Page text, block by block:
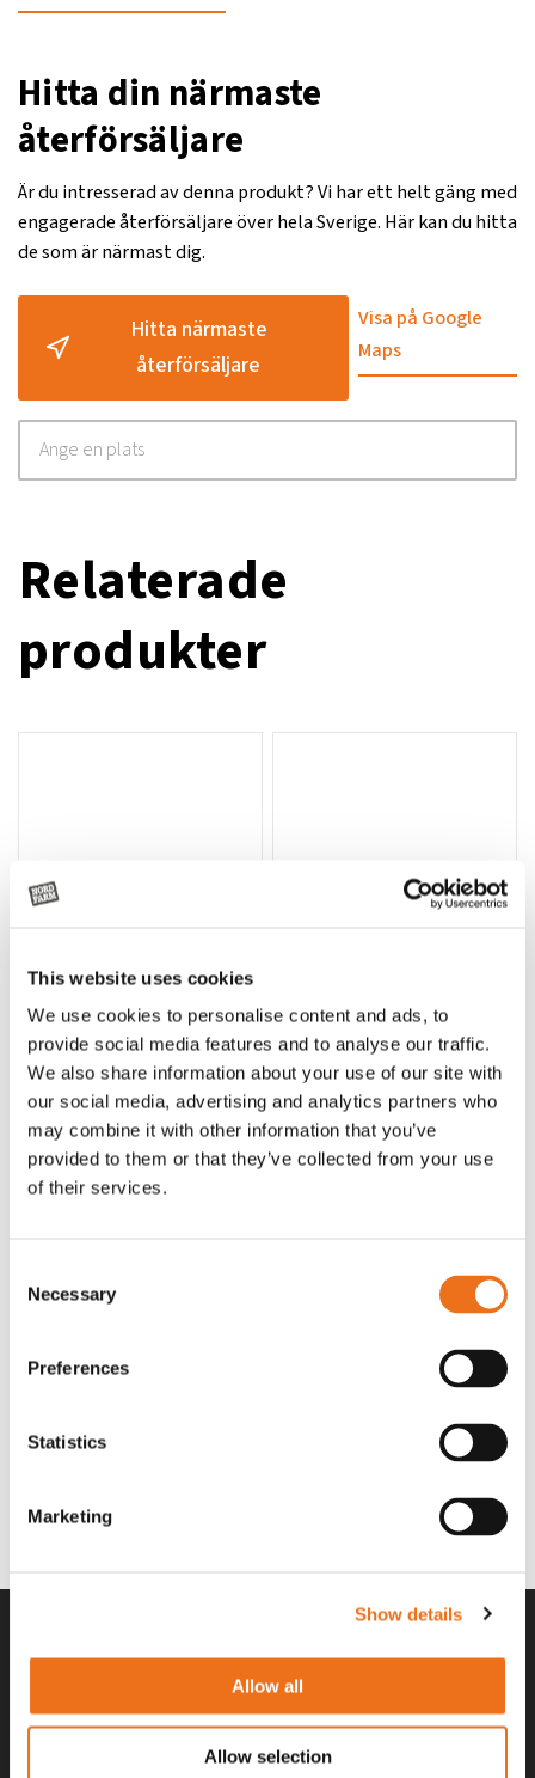
This website uses cookies
We use cookies to personalise content and ads, to
provide social media features and to analyse our traffic.
We also share information about your use of our site with
our social media, advertising and analytics partners who
may combine it with other information that you’ve
provided to them or that they’ve collected from your use
of their services.
Selection
Necessary
Preferences
Statistics
Marketing
Show details
Allow all
Allow selection
Hitta din närmaste
återförsäljare
Är du intresserad av denna produkt? Vi har ett helt gäng med
engagerade återförsäljare över hela Sverige. Här kan du hitta
de som är närmast dig.
Hitta närmaste
återförsäljare
Visa på Google
Maps
Relaterade
produkter
Lägg till i varukorg
Rotor, komplett med slagor
OR80013456G
(ex. moms)
Grön truckknapp
A00220
kr (ex. moms)
Lägg till i varukorg
Rotor teeth 8t/6k 7.5Gr/8 R6/14 Rotor teeth 8t/6k 0Gr/8 R6/14